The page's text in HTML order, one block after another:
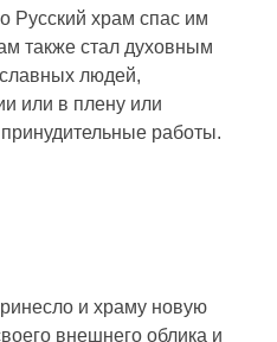
Русский храм спас им
также стал духовным
людей,
или в плену или
работы.
и храму новую
внешнего облика и